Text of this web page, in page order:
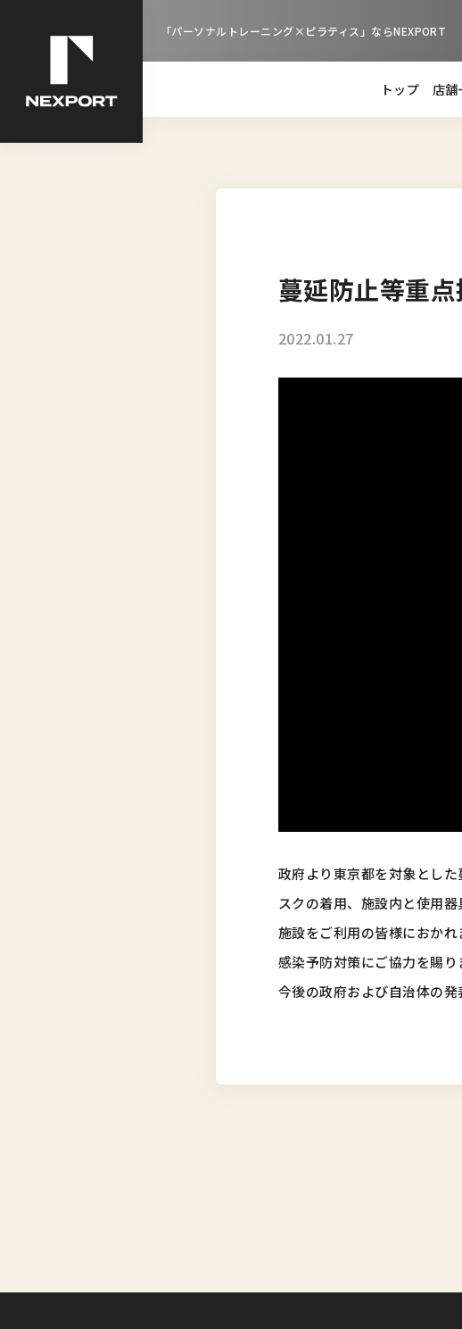
「パーソナルトレーニング×ピラティス」ならNEXPORT
トップ 店舗
蔓延防止等重
2022.01.27
政府より東京都を対象とし
スクの着用、施設内と使用
施設をご利用の皆様におか
感染予防対策にご協力を賜り
今後の政府および自治体の発